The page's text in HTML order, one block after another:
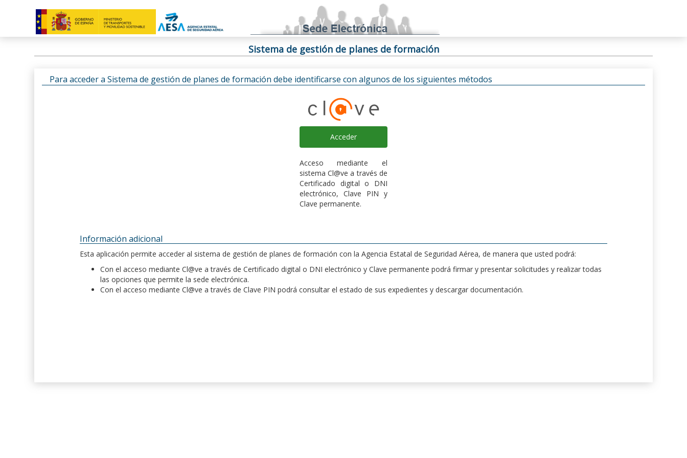
Sistema de gestión de planes de formación
Para acceder a Sistema de gestión de planes de formación debe identificarse con algunos de los siguientes métodos
Acceder
Acceso mediante el
sistema Cl@ve a través de
Certificado digital o DNI
electrónico, Clave PIN y
Clave permanente.
Información adicional
Esta aplicación permite acceder al sistema de gestión de planes de formación con la Agencia Estatal de Seguridad Aérea, de manera que usted podrá:
Con el acceso mediante Cl@ve a través de Certificado digital o DNI electrónico y Clave permanente podrá firmar y presentar solicitudes y realizar todas
las opciones que permite la sede electrónica.
Con el acceso mediante Cl@ve a través de Clave PIN podrá consultar el estado de sus expedientes y descargar documentación.